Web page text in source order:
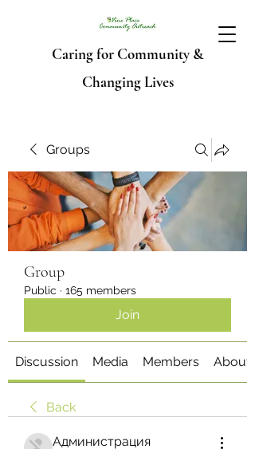
Caring for Community &
Changing Lives
Groups
Group
Public · 165 members
Join
Discussion Media Members About
Back
Администрация